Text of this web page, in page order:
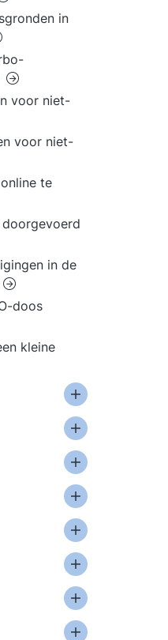
in
voor niet-
voor niet-
te
in de
doos
kleine